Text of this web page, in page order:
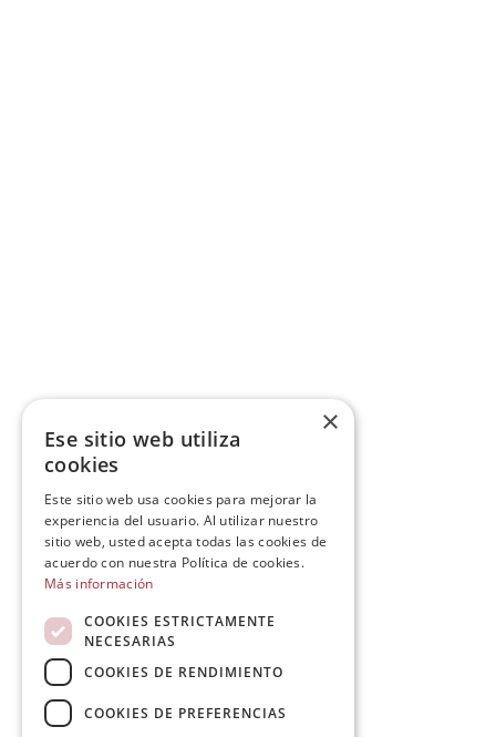
×
Ese sitio web utiliza
cookies
Este sitio web usa cookies para mejorar la
experiencia del usuario. Al utilizar nuestro
sitio web, usted acepta todas las cookies de
acuerdo con nuestra Política de cookies.
Más información
COOKIES ESTRICTAMENTE
NECESARIAS
COOKIES DE RENDIMIENTO
COOKIES DE PREFERENCIAS